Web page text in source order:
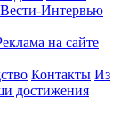
Вести-Интервью
на сайте
Контакты Из
достижения